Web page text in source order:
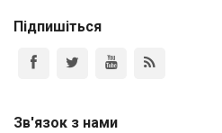
Підпишіться
Зв'язок з нами